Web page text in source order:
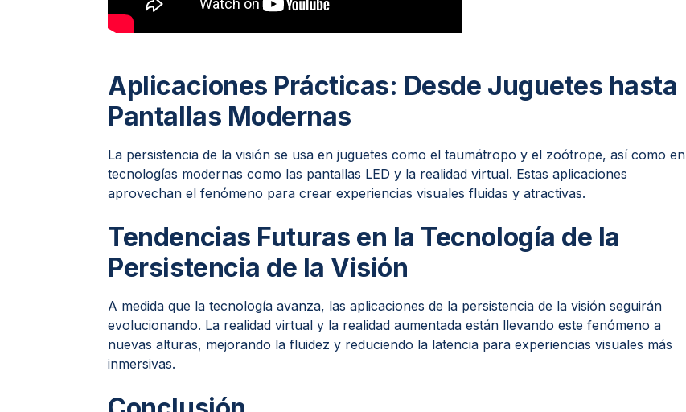
Aplicaciones Prácticas: Desde Juguetes hasta
Pantallas Modernas
La persistencia de la visión se usa en juguetes como el taumátropo y el zoótrope, así como en
tecnologías modernas como las pantallas LED y la realidad virtual. Estas aplicaciones
aprovechan el fenómeno para crear experiencias visuales fluidas y atractivas.
Tendencias Futuras en la Tecnología de la
Persistencia de la Visión
A medida que la tecnología avanza, las aplicaciones de la persistencia de la visión seguirán
evolucionando. La realidad virtual y la realidad aumentada están llevando este fenómeno a
nuevas alturas, mejorando la fluidez y reduciendo la latencia para experiencias visuales más
inmersivas.